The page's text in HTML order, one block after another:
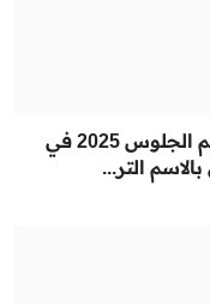
رابط نتيجة الصف الثالث الاعدادي برقم الجلوس 2025 في
التر...